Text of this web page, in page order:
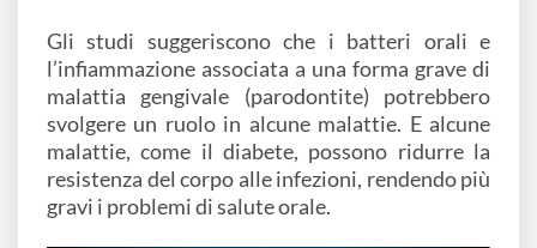
Gli studi suggeriscono che i batteri orali e
l’infiammazione associata a una forma grave di
malattia gengivale (parodontite) potrebbero
svolgere un ruolo in alcune malattie. E alcune
malattie, come il diabete, possono ridurre la
resistenza del corpo alle infezioni, rendendo più
gravi i problemi di salute orale.